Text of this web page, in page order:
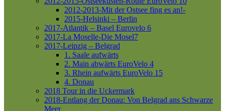
2012-2013-Mit der Ostsee fing es an!-
2015-Helsinki – Berlin
2017-Atlantik – Basel Eurovelo 6
2017-La Moselle-Die Mosel7
2017-Leipzig – Belgrad
1. Saale aufwärts
2. Main abwärts EuroVelo 4
3. Rhein aufwärts EuroVelo 15
4. Donau
2018 Tour in die Uckermark
2018-Entlang der Donau: Von Belgrad ans Schwarze
Meer